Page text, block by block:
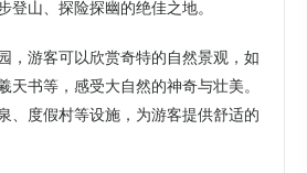
登山、探险探幽的绝佳之地。
，游客可以欣赏奇特的自然景观，如
天书等，感受大自然的神奇与壮美。
、度假村等设施，为游客提供舒适的